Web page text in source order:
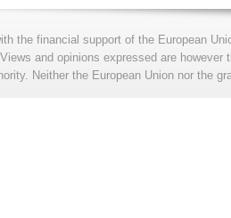
the financial support of the European
and opinions expressed are
Neither the European Union nor the